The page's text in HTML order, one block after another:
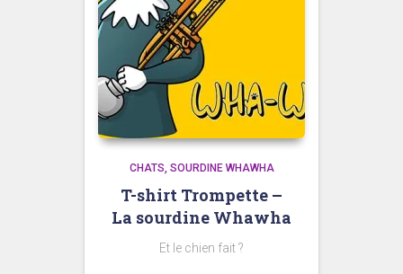
CHATS SOURDINE WHAWHA
T-shirt Trompette –
La sourdine Whawha
Et le chien fait ?